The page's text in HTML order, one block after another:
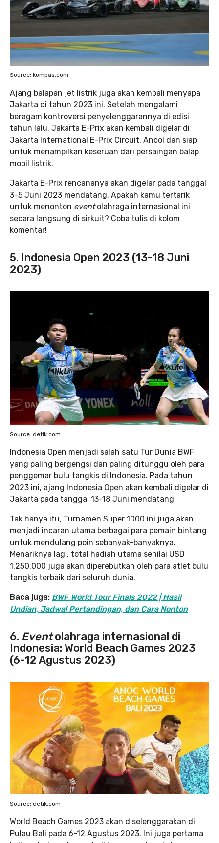
Source: kompas.com
Ajang balapan jet listrik juga akan kembali menyapa
Jakarta di tahun 2023 ini. Setelah mengalami
beragam kontroversi penyelenggarannya di edisi
tahun lalu, Jakarta E-Prix akan kembali digelar di
Jakarta International E-Prix Circuit, Ancol dan siap
untuk menampilkan keseruan dari persaingan balap
mobil listrik.
Jakarta E-Prix rencananya akan digelar pada tanggal
3-5 Juni 2023 mendatang. Apakah kamu tertarik
untuk menonton eventolahraga internasional ini
secara langsung di sirkuit? Coba tulis di kolom
komentar!
5. Indonesia Open 2023 (13-18 Juni
2023)
Source: detik.com
Indonesia Open menjadi salah satu Tur Dunia BWF
yang paling bergengsi dan paling ditunggu oleh para
penggemar bulu tangkis di Indonesia. Pada tahun
2023 ini, ajang Indonesia Open akan kembali digelar di
Jakarta pada tanggal 13-18 Juni mendatang.
Tak hanya itu, Turnamen Super 1000 ini juga akan
menjadi incaran utama berbagai para pemain bintang
untuk mendulang poin sebanyak-banyaknya.
Menariknya lagi, total hadiah utama senilai USD
1,250,000 juga akan diperebutkan oleh para atlet bulu
tangkis terbaik dari seluruh dunia.
Baca juga: BWF World Tour Finals 2022 | Hasil
Undian, Jadwal Pertandingan, dan Cara Nonton
6. Eventolahraga internasional di
Indonesia: World Beach Games 2023
(6-12 Agustus 2023)
Source: detik.com
World Beach Games 2023 akan diselenggarakan di
Pulau Bali pada 6-12 Agustus 2023. Ini juga pertama